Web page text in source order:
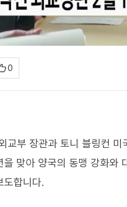
0
교부 장관과 토니 블링컨
맞아 양국의 동맹 강화와
도합니다.